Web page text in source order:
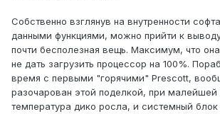
Собственно взглянув на внутренности
данными функциями, можно прийти к
почти бесполезная вещь. Максимум, что
не дать загрузить процессор на 100%.
время с первыми "горячими" Prescott,
разочарован этой поделкой, при малейшей
температура дико росла, и системный блок